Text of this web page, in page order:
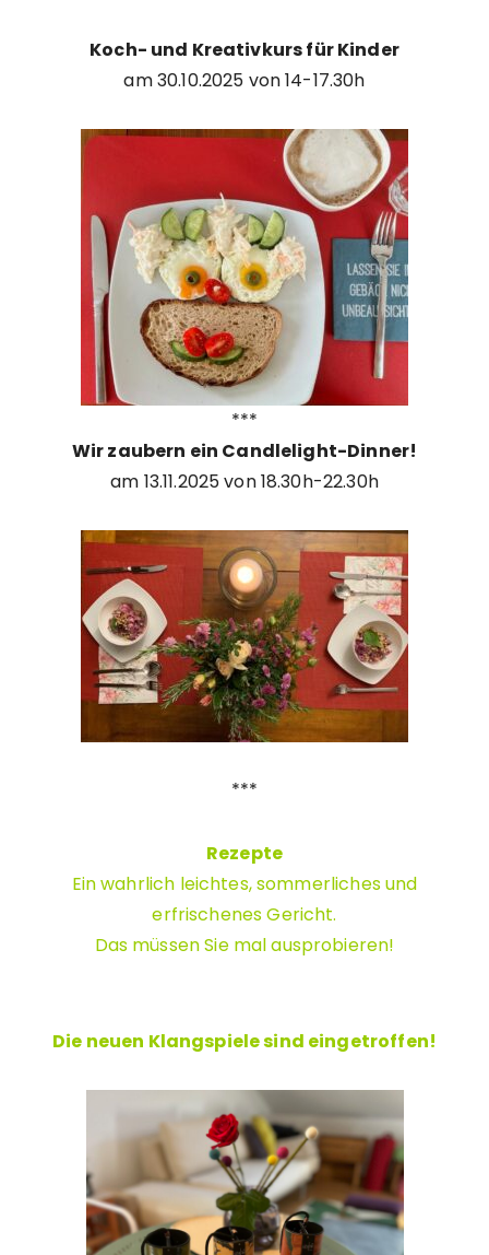
Koch- und Kreativkurs für Kinder
am 30.10.2025 von 14-17.30h
***
Wir zaubern ein Candlelight-Dinner!
am 13.11.2025 von 18.30h-22.30h
***
Rezepte
Ein wahrlich leichtes, sommerliches und
erfrischenes Gericht.
Das müssen Sie mal ausprobieren!
Die neuen Klangspiele sind eingetroffen!